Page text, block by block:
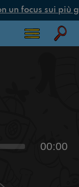
un focus sui più
00:00